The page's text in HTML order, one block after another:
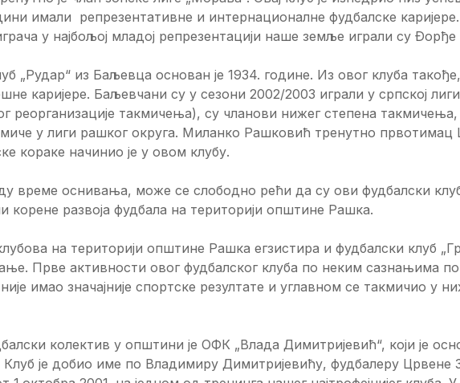
имали репрезентативне и интернационалне фудбалске
у најбољој младој репрезентацији наше земље играли су
„Рудар“ из Баљевца основан је 1934. године. Из овог клуба
каријере. Баљевчани су у сезони 2002/2003 играли у српској
реорганизације такмичења), су чланови нижег степена
у лиги рашког округа. Миланко Рашковић тренутно првотимац
кораке начинио је у овом клубу.
време оснивања, може се слободно рећи да су ови фудбалски
корене развоја фудбала на територији општине Рашка.
на територији општине Рашка егзистира и фудбалски клуб
Прве активности овог фудбалског клуба по неким сазнањима
имао значајније спортске резултате и углавном се такмичио у
колектив у општини је ОФК „Влада Димитријевић“, који је
је добио име по Владимиру Димитријевићу, фудбалеру Црвене